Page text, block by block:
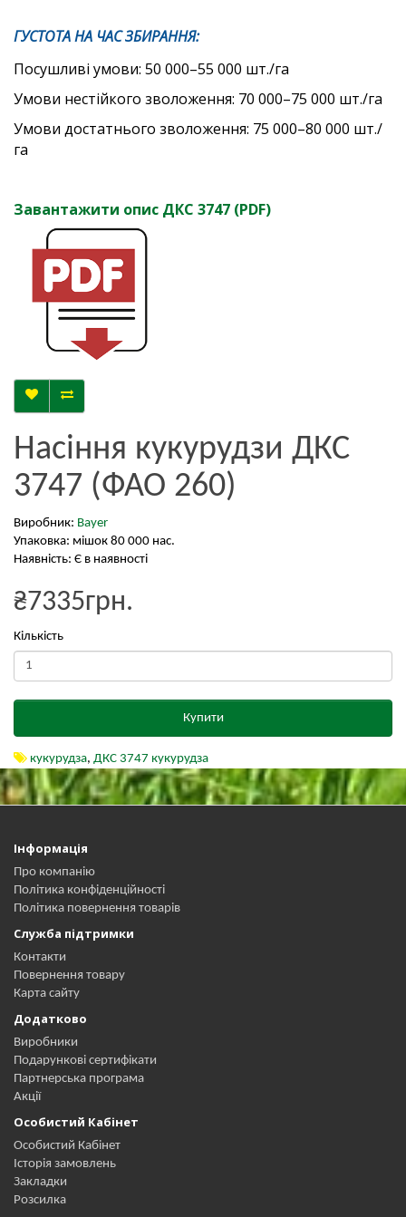
ГУСТОТА НА ЧАС ЗБИРАННЯ:
Посушливі умови: 50 000–55 000 шт./га
Умови нестійкого зволоження: 70 000–75 000 шт./га
Умови достатнього зволоження: 75 000–80 000 шт./
га
Завантажити опис ДКС 3747 (PDF)
Насіння кукурудзи ДКС
3747 (ФАО 260)
Виробник: Bayer
Упаковка: мішок 80 000 нас.
Наявність: Є в наявності
₴7335грн.
Кількість
Купити
кукурудза, ДКС 3747 кукурудза
Інформація
Про компанію
Політика конфіденційності
Політика повернення товарів
Служба підтримки
Контакти
Повернення товару
Карта сайту
Додатково
Виробники
Подарункові сертифікати
Партнерська програма
Акції
Особистий Кабінет
Особистий Кабінет
Історія замовлень
Закладки
Розсилка